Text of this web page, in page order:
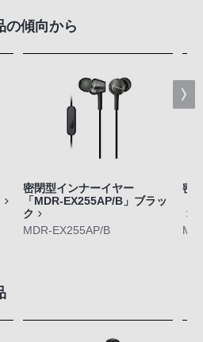
の傾向から
密閉型インナーイヤー
「MDR-EX255AP/B」ブラッ
ク
MDR-EX255AP/B
密